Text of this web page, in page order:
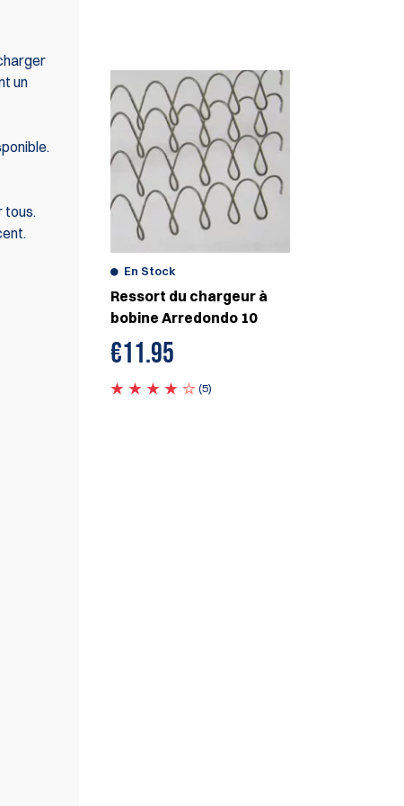
un
tous.
En Stock
Ressort du chargeur à
bobine Arredondo 10
€11.95
(5)